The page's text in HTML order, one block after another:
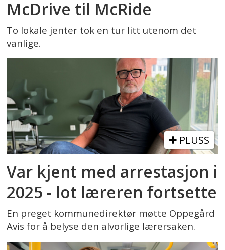
McDrive til McRide
To lokale jenter tok en tur litt utenom det
vanlige.
PLUSS
Var kjent med arrestasjon i
2025 - lot læreren fortsette
En preget kommunedirektør møtte Oppegård
Avis for å belyse den alvorlige lærersaken.